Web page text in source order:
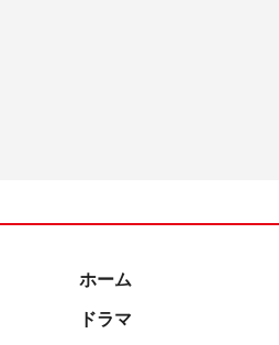
ホーム
ドラマ